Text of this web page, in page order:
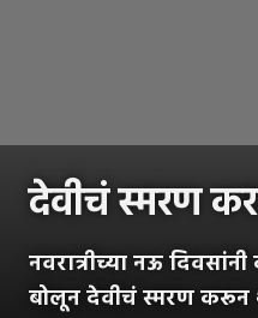
देवीचं स्मरण
नवरात्रीच्या नऊ
बोलून देवीचं स्मरण करून